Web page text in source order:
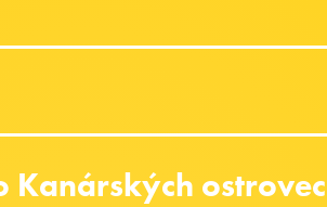
Kanárských